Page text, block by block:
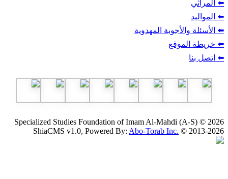
المهدوية
Specialized Studies Foundation of Imam Al-
ShiaCMS v1.0, Powered By:Abo-Torab Inc.